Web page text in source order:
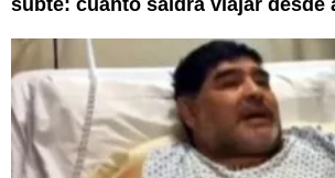
subte: cuánto saldrá viajar desde